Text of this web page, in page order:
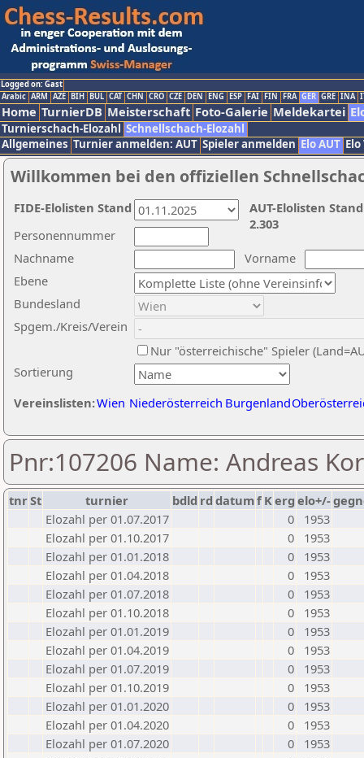
Logged on: Gast
Arabic ARM AZE BIH BUL CAT CHN CRO CZE DEN ENG ESP FAI FIN FRA GER GRE INA
Home TurnierDB Meisterschaft Foto-Galerie Meldekartei
Turnierschach-Elozahl Schnellschach-Elozahl
Allgemeines Turnier anmelden: AUT Spieler anmelden Elo AUT
Willkommen bei den offiziellen
Nachname
Vorname
Ebene
Sortierung
Personennummer
Bundesland
Spgem./Kreis/Verein
Nur "österreichische" Spieler
Vereinslisten:Wien Niederösterreich Burgenland
AUT-Elolisten
2.303
FIDE-Elolisten Stand
Pnr:107206 Name: Andreas
tnrSt turnier bdld rd datumf Kerg elo+/-
Elozahl per 01.07.2017
0
1953
Elozahl per 01.10.2017
0
1953
Elozahl per 01.01.2018
0
1953
Elozahl per 01.04.2018
0
1953
Elozahl per 01.07.2018
0
1953
Elozahl per 01.10.2018
0
1953
Elozahl per 01.01.2019
0
1953
Elozahl per 01.04.2019
0
1953
Elozahl per 01.07.2019
0
1953
Elozahl per 01.10.2019
0
1953
Elozahl per 01.01.2020
0
1953
Elozahl per 01.04.2020
0
1953
Elozahl per 01.07.2020
0
1953